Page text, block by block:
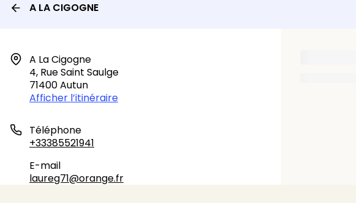
A LA CIGOGNE
A La Cigogne
4, Rue Saint Saulge
71400 Autun
Afficher l’itinéraire
Téléphone
+33385521941
E-mail
laureg71@orange.fr